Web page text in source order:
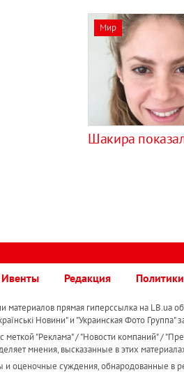
Мир
Шакира
Ивенты Редакция
прямая гиперссылка на LB.ua
Новини" и "Украинская Фото Группа"
"Реклама" / "Новости компаний" /
мнения, высказанные в этих
и оценочные суждения, обнародованные в